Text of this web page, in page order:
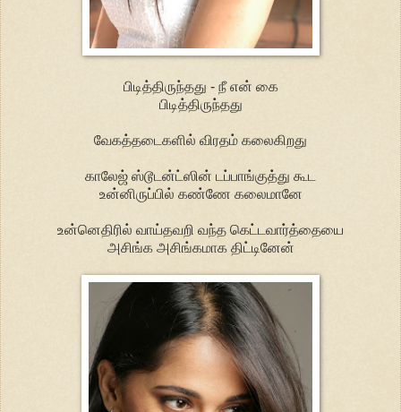
பிடித்திருந்தது - நீ என் கை
பிடித்திருந்தது
வேகத்தடைகளில் விரதம் கலைகிறது
காலேஜ் ஸ்டூடன்ட்ஸின் டப்பாங்குத்து கூட
உன்னிருப்பில் கண்ணே கலைமானே
உன்னெதிரில் வாய்தவறி வந்த கெட்டவார்த்தையை
அசிங்க அசிங்கமாக திட்டினேன்